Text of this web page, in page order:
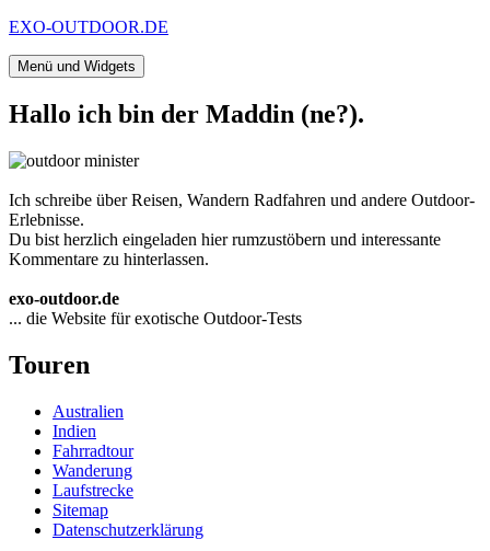
Zum
springen
EXO-OUTDOOR.DE
Menü und Widgets
Hallo ich bin der Maddin (ne?).
Ich schreibe über Reisen, Wandern Radfahren und andere Outdoor-
Erlebnisse.
Du bist herzlich eingeladen hier rumzustöbern und interessante
Kommentare zu hinterlassen.
exo-outdoor.de
... die Website für exotische Outdoor-Tests
Touren
Australien
Indien
Fahrradtour
Wanderung
Laufstrecke
Sitemap
Datenschutzerklärung